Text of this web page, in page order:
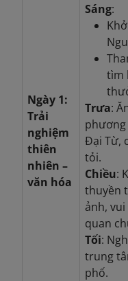
Ngày 1:
Trải
nghiệm
thiên
nhiên –
văn hóa
Sáng:
tìm
Trưa:
phương
Đại Từ,
tỏi.
Chiều:
thuyền
ảnh,
quan
Tối:
trung
phố.